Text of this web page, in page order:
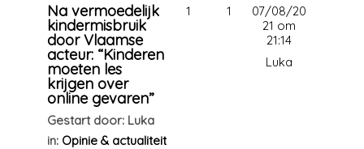
Na vermoedelijk
kindermisbruik
door Vlaamse
acteur: “Kinderen
moeten les
krijgen over
online gevaren”
Gestart door: Luka
in: Opinie & actualiteit
1 1
07/08/20
21 om
21:14
Luka